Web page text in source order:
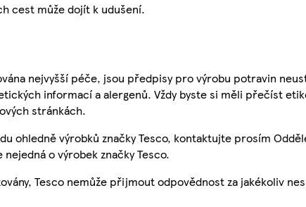
cest může dojít k udušení.
nejvyšší péče, jsou předpisy pro výrobu potravin
informací a alergenů. Vždy byste si měli přečíst
stránkách.
ohledně výrobků značky Tesco, kontaktujte prosím
o výrobek značky Tesco.
Tesco nemůže přijmout odpovědnost za jakékoliv